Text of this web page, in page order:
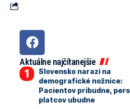
Aktuálne najčítanejšie
Slovensko narazí na
demografické nožnice:
Pacientov pribudne,
platcov ubudne